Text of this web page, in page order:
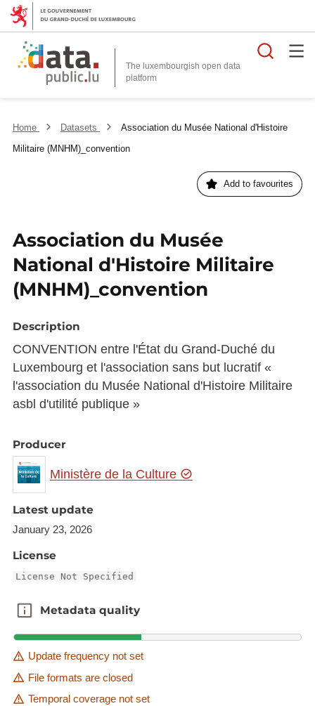
The luxembourgish open data
platform
Home Datasets
Association du Musée National d'Histoire
Militaire (MNHM)_convention
Add to favourites
Association du Musée
National d'Histoire Militaire
(MNHM)_convention
Description
CONVENTION entre l'État du Grand-Duché du
Luxembourg et l'association sans but lucratif «
l'association du Musée National d'Histoire Militaire
asbl d'utilité publique »
Producer
Ministère de la Culture
Latest update
January 23, 2026
License
License Not Specified
Metadata quality
Metadata quality
Update frequency not set
File formats are closed
Temporal coverage not set